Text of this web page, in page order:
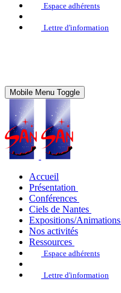
Espace adhérents
Lettre d'information
Mobile Menu Toggle
Accueil
Présentation
Conférences
Ciels de Nantes
Expositions/Animations
Nos activités
Ressources
Espace adhérents
Lettre d'information